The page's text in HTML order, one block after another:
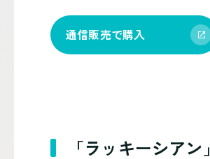
通信販売で購入
「ラッキーシアン」